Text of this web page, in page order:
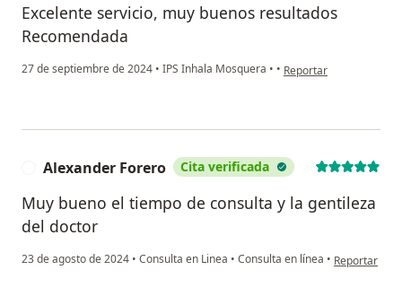
Excelente servicio, muy buenos resultados
Recomendada
27 de septiembre de 2024 • IPS Inhala Mosquera • • en opinión del usuario
Reportar
Alexander Forero Cita verificada
Muy bueno el tiempo de consulta y la gentileza
del doctor
23 de agosto de 2024 • Consulta en Linea • Consulta en línea • en opinión
Reportar